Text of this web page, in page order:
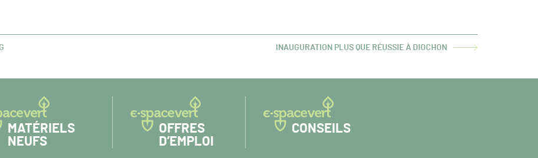
ARTICLE
INAUGURATION PLUS QUE RÉUSSIE À DIOCHON
MATÉRIELS
NEUFS
OFFRES
D’EMPLOI
CONSEILS